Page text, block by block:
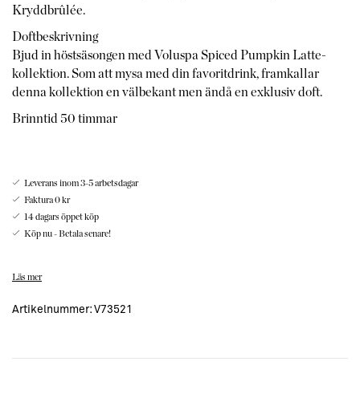
Kryddbrûlée.
Doftbeskrivning
Bjud in höstsäsongen med Voluspa Spiced Pumpkin Latte-
kollektion. Som att mysa med din favoritdrink, framkallar
denna kollektion en välbekant men ändå en exklusiv doft.
Brinntid 50 timmar
Leverans inom 3-5 arbetsdagar
Faktura 0 kr
14 dagars öppet köp
Köp nu - Betala senare!
Om Voluspas Doftljus
insvept i det ikoniska Japonica träblocksinspirerade trycket.
Läs mer
Artikelnummer: V73521